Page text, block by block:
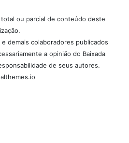
ou parcial de conteúdo deste
demais colaboradores publicados
a opinião do Baixada
de seus autores.